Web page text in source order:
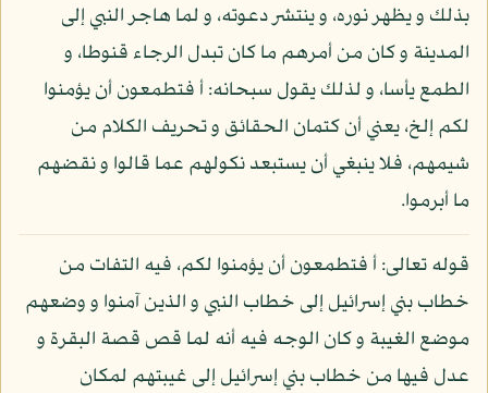
بذلك و يظهر نوره، و ينتشر دعوته، و لما هاجر النبي إلى
المدينة و كان من أمرهم ما كان تبدل الرجاء قنوطا، و
الطمع يأسا، و لذلك يقول سبحانه: أ فتطمعون أن يؤمنوا
لكم إلخ، يعني أن كتمان الحقائق و تحريف الكلام من
شيمهم، فلا ينبغي أن يستبعد نكولهم عما قالوا و نقضهم
ما أبرموا.
قوله تعالى: أ فتطمعون أن يؤمنوا لكم، فيه التفات من
خطاب بني إسرائيل إلى خطاب النبي و الذين آمنوا و وضعهم
موضع الغيبة و كان الوجه فيه أنه لما قص قصة البقرة و
عدل فيها من خطاب بني إسرائيل إلى غيبتهم لمكان